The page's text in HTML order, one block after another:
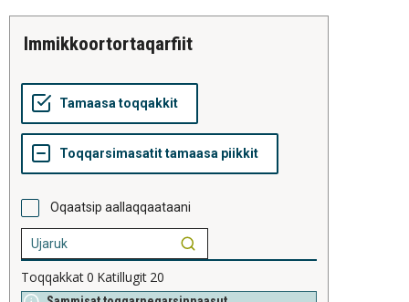
immikkoortortaqarfiit
Oqaatsip aallaqqaataani
Toqqakkat0 Katillugit 20